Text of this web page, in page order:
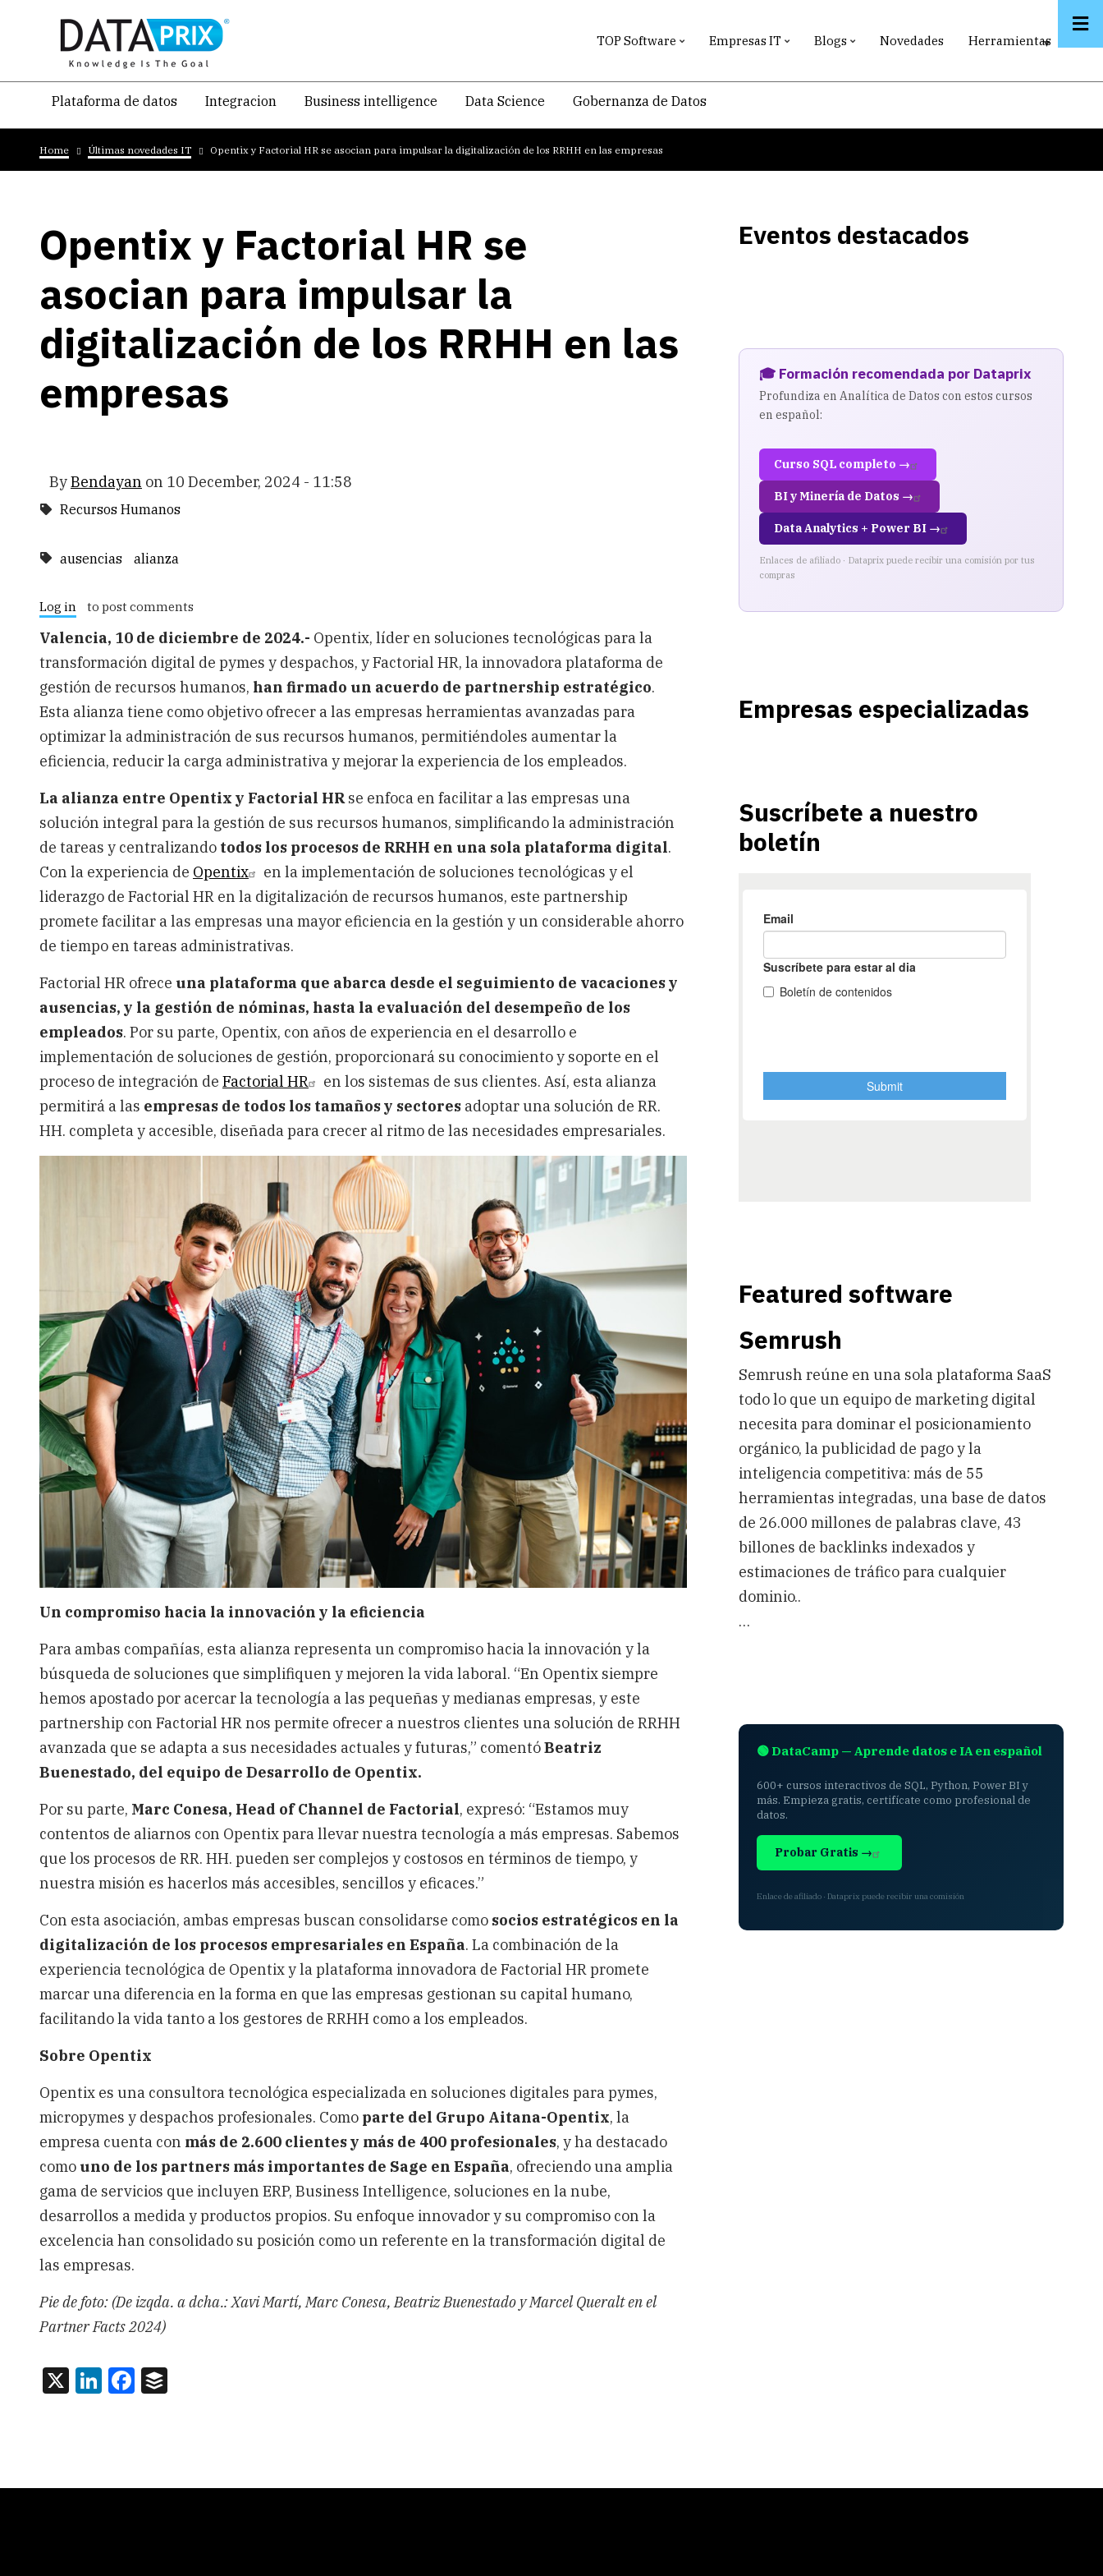
content
TOP Software Empresas IT Blogs Novedades Herramientas
Navegacion
temática
principal
Plataforma de datos Integracion Business intelligence Data Science Gobernanza de Datos
Breadcrumb
Home Últimas novedades IT Opentix y Factorial HR se asocian para impulsar la digitalización de los RRHH en las empresas
Opentix y Factorial HR se
asocian para impulsar la
digitalización de los RRHH en las
empresas
ByBendayan on 10 December, 2024 - 11:58
Recursos Humanos
ausencias alianza
Log in to post comments
Valencia, 10 de diciembre de 2024.- Opentix, líder en soluciones tecnológicas para la
transformación digital de pymes y despachos, y Factorial HR, la innovadora plataforma de
gestión de recursos humanos, han firmado un acuerdo de partnership estratégico.
Esta alianza tiene como objetivo ofrecer a las empresas herramientas avanzadas para
optimizar la administración de sus recursos humanos, permitiéndoles aumentar la
eficiencia, reducir la carga administrativa y mejorar la experiencia de los empleados.
La alianza entre Opentix y Factorial HRse enfoca en facilitar a las empresas una
solución integral para la gestión de sus recursos humanos, simplificando la administración
de tareas y centralizando todos los procesos de RRHH en una sola plataforma digital.
Con la experiencia de Opentix
en la implementación de soluciones tecnológicas y el
liderazgo de Factorial HR en la digitalización de recursos humanos, este partnership
promete facilitar a las empresas una mayor eficiencia en la gestión y un considerable ahorro
de tiempo en tareas administrativas.
Factorial HR ofrece una plataforma que abarca desde el seguimiento de vacaciones y
ausencias, y la gestión de nóminas, hasta la evaluación del desempeño de los
empleados. Por su parte, Opentix, con años de experiencia en el desarrollo e
implementación de soluciones de gestión, proporcionará su conocimiento y soporte en el
proceso de integración de Factorial HR
en los sistemas de sus clientes. Así, esta alianza
permitirá a las empresas de todos los tamaños y sectores adoptar una solución de RR.
HH. completa y accesible, diseñada para crecer al ritmo de las necesidades empresariales.
Un compromiso hacia la innovación y la eficiencia
Para ambas compañías, esta alianza representa un compromiso hacia la innovación y la
búsqueda de soluciones que simplifiquen y mejoren la vida laboral. “En Opentix siempre
hemos apostado por acercar la tecnología a las pequeñas y medianas empresas, y este
partnership con Factorial HR nos permite ofrecer a nuestros clientes una solución de RRHH
avanzada que se adapta a sus necesidades actuales y futuras,” comentóBeatriz
Buenestado, del equipo de Desarrollo de Opentix.
Por su parte, Marc Conesa, Head of Channel de Factorial, expresó: “Estamos muy
contentos de aliarnos con Opentix para llevar nuestra tecnología a más empresas. Sabemos
que los procesos de RR. HH. pueden ser complejos y costosos en términos de tiempo, y
nuestra misión es hacerlos más accesibles, sencillos y eficaces.”
Con esta asociación, ambas empresas buscan consolidarse como socios estratégicos en la
digitalización de los procesos empresariales en España. La combinación de la
experiencia tecnológica de Opentix y la plataforma innovadora de Factorial HR promete
marcar una diferencia en la forma en que las empresas gestionan su capital humano,
facilitando la vida tanto a los gestores de RRHH como a los empleados.
Sobre Opentix
Opentix es una consultora tecnológica especializada en soluciones digitales para pymes,
micropymes y despachos profesionales. Como parte del Grupo Aitana-Opentix, la
empresa cuenta con más de 2.600 clientes y más de 400 profesionales, y ha destacado
como uno de los partners más importantes de Sage en España, ofreciendo una amplia
gama de servicios que incluyen ERP, Business Intelligence, soluciones en la nube,
desarrollos a medida y productos propios. Su enfoque innovador y su compromiso con la
excelencia han consolidado su posición como un referente en la transformación digital de
las empresas.
Pie de foto: (De izqda. a dcha.: Xavi Martí, Marc Conesa, Beatriz Buenestado y Marcel Queralt en el
Partner Facts 2024)
X LinkedIn
Facebook
Eventos destacados
🎓 Formación recomendada por Dataprix
Profundiza en Analítica de Datos con estos cursos
en español:
Curso SQL completo →
BI y Minería de Datos →
Data Analytics + Power BI →
Enlaces de afiliado · Dataprix puede recibir una comisión por tus
compras
Empresas especializadas
Suscríbete a nuestro
boletín
Featured software
Semrush
Semrush reúne en una sola plataforma SaaS
todo lo que un equipo de marketing digital
necesita para dominar el posicionamiento
orgánico, la publicidad de pago y la
inteligencia competitiva: más de 55
herramientas integradas, una base de datos
de 26.000 millones de palabras clave, 43
billones de backlinks indexados y
estimaciones de tráfico para cualquier
dominio..
…
🟢 DataCamp — Aprende datos e IA en español
600+ cursos interactivos de SQL, Python, Power BI y
más. Empieza gratis, certifícate como profesional de
datos.
Probar Gratis →
Enlace de afiliado · Dataprix puede recibir una comisión